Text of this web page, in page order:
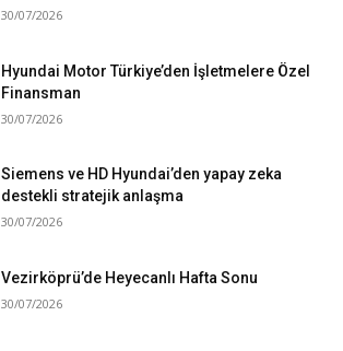
30/07/2026
Hyundai Motor Türkiye’den İşletmelere Özel
Finansman
30/07/2026
Siemens ve HD Hyundai’den yapay zeka
destekli stratejik anlaşma
30/07/2026
Vezirköprü’de Heyecanlı Hafta Sonu
30/07/2026